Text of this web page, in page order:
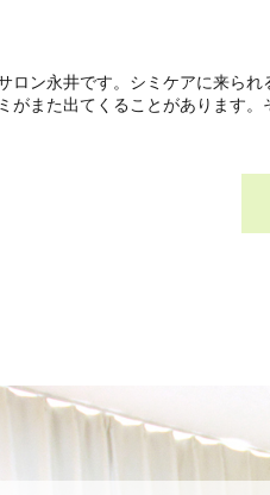
ロン永井です。シミケアに来ら
がまた出てくることがあります